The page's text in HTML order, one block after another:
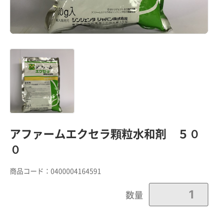
アファームエクセラ顆粒水和剤 ５０
０
商品コード： 0400004164591
数量